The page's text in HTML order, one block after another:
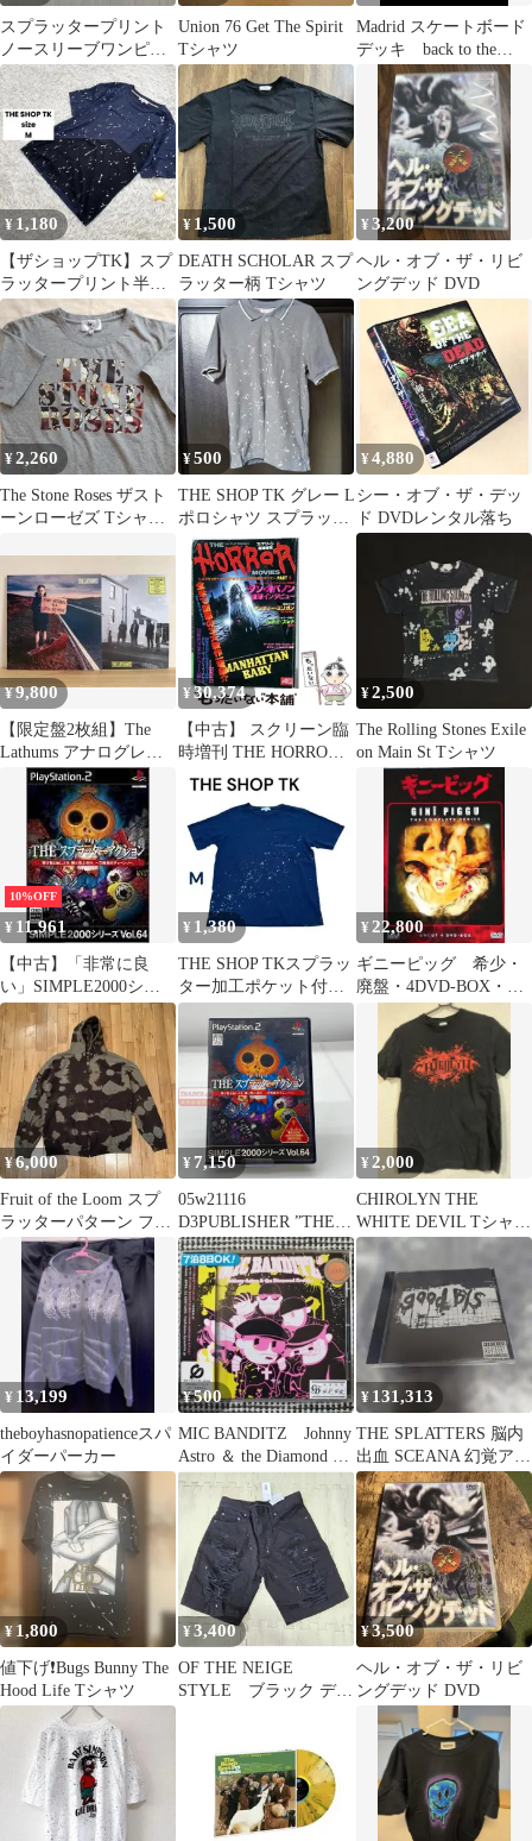
スプラッタープリント
ノースリーブワンピー
ス 95cm未満
Union 76 Get The Spirit
Tシャツ
Madrid スケートボード
デッキ back to the
future
¥ 1,180
【ザショップTK】スプ
ラッタープリント半袖
Tシャツ/M/ネイビー/ブ
ラック
¥ 1,500
DEATH SCHOLAR スプ
ラッター柄 Tシャツ
¥3,200
ヘル・オブ・ザ・リビ
ングデッド DVD
¥2,260
The Stone Roses ザスト
ーンローゼズ Tシャツ
¥500
THE SHOP TK グレー L
ポロシャツ スプラッタ
ープリント
¥4,880
シー・オブ・ザ・デッ
ド DVDレンタル落ち
¥9,800
【限定盤2枚組】The
Lathums アナログレコ
ードセット / 美品
¥ 30,374
【中古】 スクリーン臨
時増刊 THE HORROR
MOVIES ~スプラッタ
ーからSFまで、B級怪
奇映画のすべて PART2
/ 近代映画社 / 近代映画
¥2,500
The Rolling Stones Exile
on Main St Tシャツ
10%OFF
¥ 11,961
【中古】「非常に良
い」SIMPLE2000シリ
ーズ Vol.64 THE スプラ
ッターアクション
¥ 1,380
THE SHOP TKスプラッ
ター加工ポケット付T
シャツネイビーM
¥22,800
ギニーピッグ 希少・
廃盤・4DVD-BOX・海
¥ 6,000
Fruit of the Loom スプ
ラッターパターン フー
ディー
¥ 7,150
05w21116
D3PUBLISHER ”THE
スプラッターアクショ
ン SIMPLE2000シリ
ーズ vol.64” プレイステ
ーション2 ゲームソフ
ト SLPM62545 【中古
品】
¥ 2,000
CHIROLYN THE
WHITE DEVIL Tシャツ
ブラック
¥ 13,199
theboyhasnopatienceスパ
イダーパーカー
¥500
MIC BANDITZ Johnny
Astro ＆ the Diamond …
¥ 131,313
THE SPLATTERS 脳内
出血 SCEANA 幻覚アレ
ルギー
¥ 1,800
値下げ❗️Bugs Bunny The
Hood Life Tシャツ
¥3,400
OF THE NEIGE
STYLE ブラック デニ
¥3,500
ヘル・オブ・ザ・リビ
ングデッド DVD